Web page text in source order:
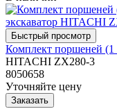
Комплект поршеней
HITACHI ZX280-3
8050658
Уточняйте цену